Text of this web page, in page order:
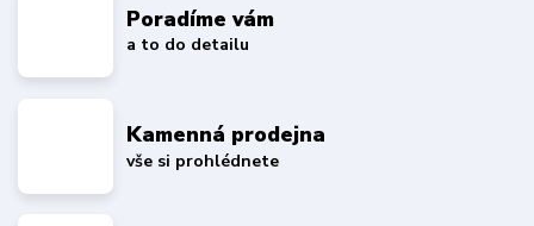
Poradíme vám
a to do detailu
Kamenná prodejna
vše si prohlédnete